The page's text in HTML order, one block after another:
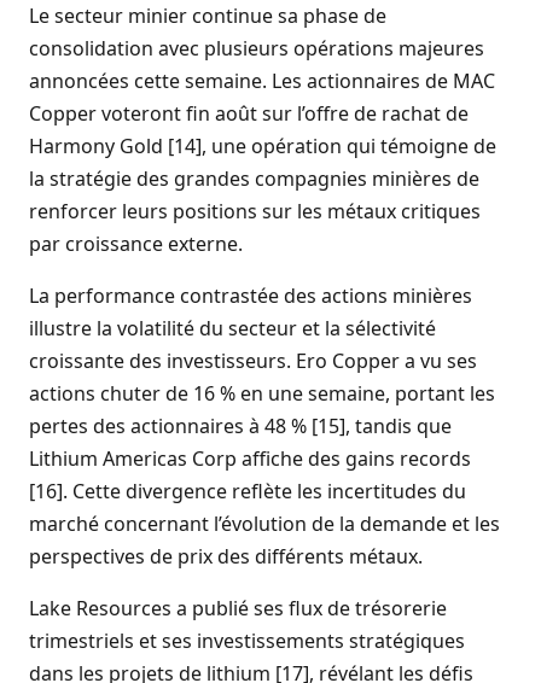
Le secteur minier continue sa phase de
consolidation avec plusieurs opérations majeures
annoncées cette semaine. Les actionnaires de MAC
Copper voteront fin août sur l’offre de rachat de
Harmony Gold [14], une opération qui témoigne de
la stratégie des grandes compagnies minières de
renforcer leurs positions sur les métaux critiques
par croissance externe.
La performance contrastée des actions minières
illustre la volatilité du secteur et la sélectivité
croissante des investisseurs. Ero Copper a vu ses
actions chuter de 16 % en une semaine, portant les
pertes des actionnaires à 48 % [15], tandis que
Lithium Americas Corp affiche des gains records
[16]. Cette divergence reflète les incertitudes du
marché concernant l’évolution de la demande et les
perspectives de prix des différents métaux.
Lake Resources a publié ses flux de trésorerie
trimestriels et ses investissements stratégiques
dans les projets de lithium [17], révélant les défis